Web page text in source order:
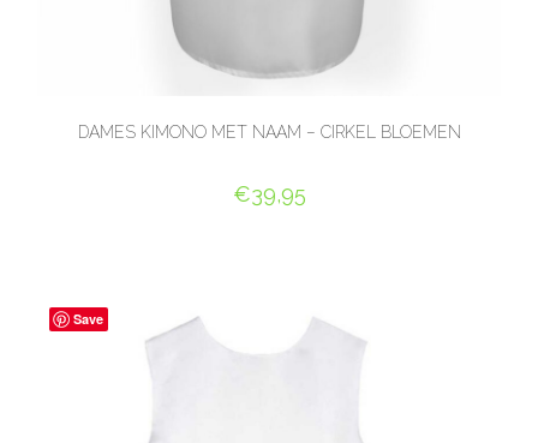
DAMES KIMONO MET NAAM – CIRKEL BLOEMEN
€39,95
Save